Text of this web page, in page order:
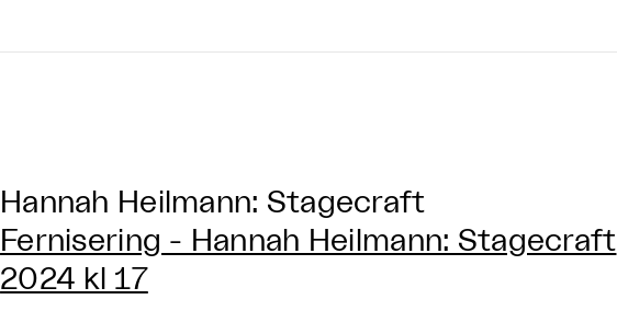
Hannah Heilmann: Stagecraft
Fernisering - Hannah Heilmann: Stagecraft
2024 kl 17